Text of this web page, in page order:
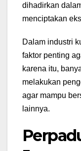
dihadirkan
menciptakan
Dalam industri
faktor penting
karena itu,
melakukan
agar mampu
lainnya.